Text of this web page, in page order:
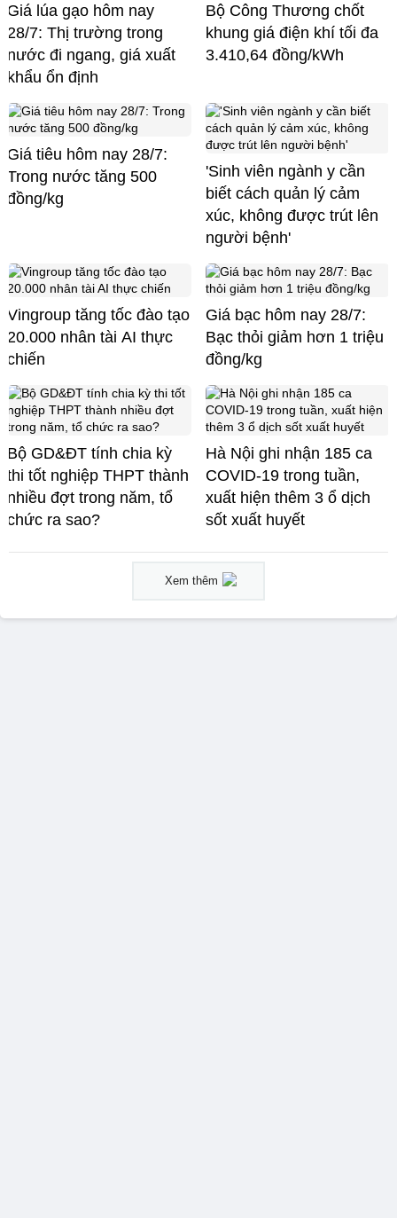
Giá lúa gạo hôm nay
28/7: Thị trường trong
nước đi ngang, giá xuất
khẩu ổn định
Bộ Công Thương chốt
khung giá điện khí tối đa
3.410,64 đồng/kWh
Giá tiêu hôm nay 28/7:
Trong nước tăng 500
đồng/kg
'Sinh viên ngành y cần
biết cách quản lý cảm
xúc, không được trút lên
người bệnh'
Vingroup tăng tốc đào tạo
20.000 nhân tài AI thực
chiến
Giá bạc hôm nay 28/7:
Bạc thỏi giảm hơn 1 triệu
đồng/kg
Bộ GD&ĐT tính chia kỳ
thi tốt nghiệp THPT thành
nhiều đợt trong năm, tổ
chức ra sao?
Hà Nội ghi nhận 185 ca
COVID-19 trong tuần,
xuất hiện thêm 3 ổ dịch
sốt xuất huyết
Xem thêm